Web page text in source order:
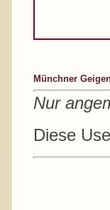
Münchner
Nur
Diese